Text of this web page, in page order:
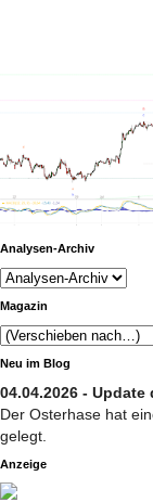
Analysen-Archiv
Magazin
Neu im Blog
04.04.2026 -
Der Osterhase hat
gelegt.
Anzeige